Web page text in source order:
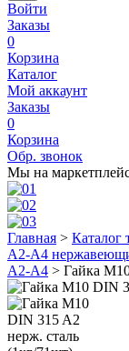
Войти
Заказы
0
Корзина
Каталог
Мой аккаунт
Заказы
0
Корзина
Обр. звонок
Мы на
Главная > Каталог
А2-А4
А2-А4 > Гайка